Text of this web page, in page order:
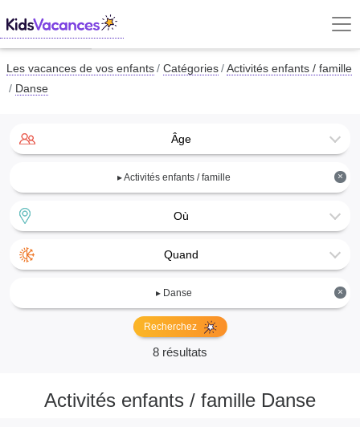
Les vacances de vos enfants Catégories
Activités enfants / famille
Danse
Âge
×
▸ Activités enfants / famille
Où
Quand
×
▸ Danse
Recherchez
8 résultats
Activités enfants / famille Danse